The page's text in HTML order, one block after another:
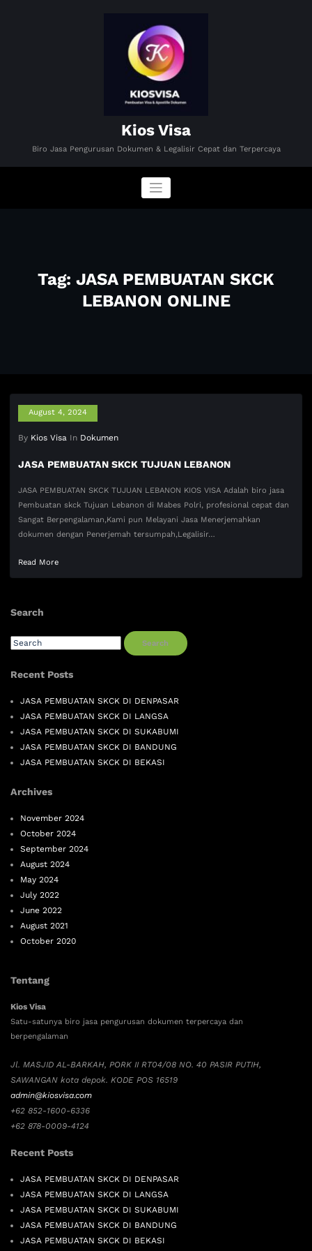
Kios Visa
Biro Jasa Pengurusan Dokumen & Legalisir Cepat dan Terpercaya
Tag: JASA PEMBUATAN SKCK
LEBANON ONLINE
August 4, 2024
By Kios Visa In Dokumen
JASA PEMBUATAN SKCK TUJUAN LEBANON
JASA PEMBUATAN SKCK TUJUAN LEBANON KIOS VISA Adalah biro jasa
Pembuatan skck Tujuan Lebanon di Mabes Polri, profesional cepat dan
Sangat Berpengalaman,Kami pun Melayani Jasa Menerjemahkan
dokumen dengan Penerjemah tersumpah,Legalisir…
Read More
Search
Search
Recent Posts
JASA PEMBUATAN SKCK DI DENPASAR
JASA PEMBUATAN SKCK DI LANGSA
JASA PEMBUATAN SKCK DI SUKABUMI
JASA PEMBUATAN SKCK DI BANDUNG
JASA PEMBUATAN SKCK DI BEKASI
Archives
November 2024
October 2024
September 2024
August 2024
May 2024
July 2022
June 2022
August 2021
October 2020
Tentang
Kios Visa
Satu-satunya biro jasa pengurusan dokumen terpercaya dan
berpengalaman
Jl. MASJID AL-BARKAH, PORK II RT04/08 NO. 40 PASIR PUTIH,
SAWANGAN kota depok. KODE POS 16519
admin@kiosvisa.com
+62 852-1600-6336
+62 878-0009-4124
Recent Posts
JASA PEMBUATAN SKCK DI DENPASAR
JASA PEMBUATAN SKCK DI LANGSA
JASA PEMBUATAN SKCK DI SUKABUMI
JASA PEMBUATAN SKCK DI BANDUNG
JASA PEMBUATAN SKCK DI BEKASI